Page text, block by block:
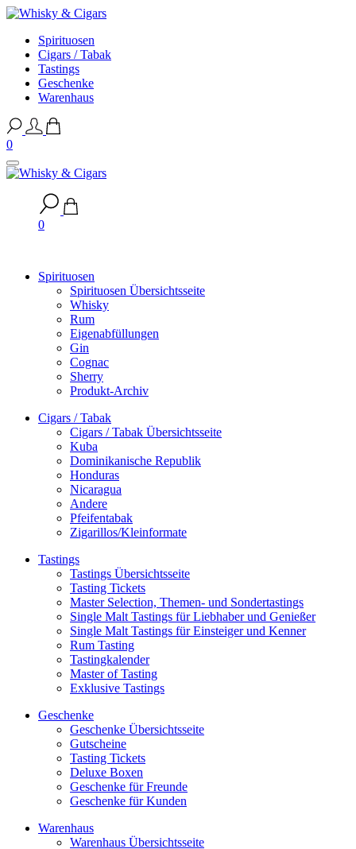
Spirituosen
Cigars / Tabak
Tastings
Geschenke
Warenhaus
0
0
Spirituosen
Spirituosen Übersichtsseite
Whisky
Rum
Eigenabfüllungen
Gin
Cognac
Sherry
Produkt-Archiv
Cigars / Tabak
Cigars / Tabak Übersichtsseite
Kuba
Dominikanische Republik
Honduras
Nicaragua
Andere
Pfeifentabak
Zigarillos/Kleinformate
Tastings
Tastings Übersichtsseite
Tasting Tickets
Master Selection, Themen- und Sondertastings
Single Malt Tastings für Liebhaber und Genießer
Single Malt Tastings für Einsteiger und Kenner
Rum Tasting
Tastingkalender
Master of Tasting
Exklusive Tastings
Geschenke
Geschenke Übersichtsseite
Gutscheine
Tasting Tickets
Deluxe Boxen
Geschenke für Freunde
Geschenke für Kunden
Warenhaus
Warenhaus Übersichtsseite